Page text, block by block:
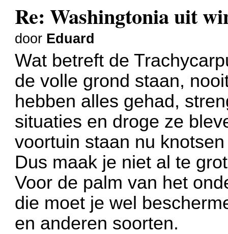
Re: Washingtonia uit
door Eduard
Wat betreft de
de volle grond staan,
hebben alles gehad,
situaties en droge ze
voortuin staan nu
Dus maak je niet al te
Voor de palm van het
die moet je wel
en anderen soorten.